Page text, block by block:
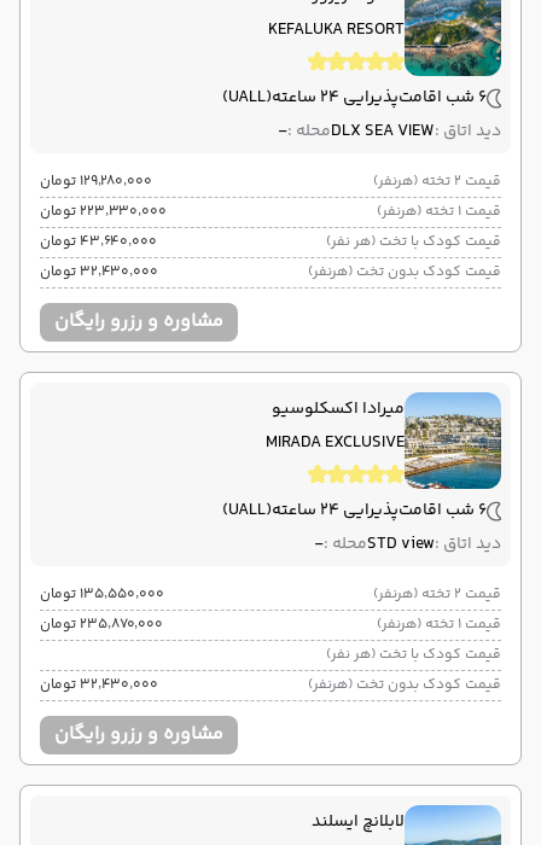
KEFALUKA RESORT
6 شب اقامت پذیرایی 24 ساعته
(UALL)
دید اتاق :DLX SEA VIEWمحله :-
قیمت 2 تخته (هرنفر)
۱۲۹٬۲۸۰٬۰۰۰ تومان
قیمت 1 تخته (هرنفر)
۲۲۳٬۳۳۰٬۰۰۰ تومان
قیمت کودک با تخت (هر نفر)
۴۳٬۶۴۰٬۰۰۰ تومان
قیمت کودک بدون تخت (هرنفر)
۳۲٬۴۳۰٬۰۰۰ تومان
مشاوره و رزرو رایگان
میرادا اکسکلوسیو
MIRADA EXCLUSIVE
6 شب اقامت پذیرایی 24 ساعته
(UALL)
دید اتاق :STD viewمحله :-
قیمت 2 تخته (هرنفر)
۱۳۵٬۵۵۰٬۰۰۰ تومان
قیمت 1 تخته (هرنفر)
۲۳۵٬۸۷۰٬۰۰۰ تومان
قیمت کودک با تخت (هر نفر)
قیمت کودک بدون تخت (هرنفر)
۳۲٬۴۳۰٬۰۰۰ تومان
مشاوره و رزرو رایگان
لابلانچ ایسلند